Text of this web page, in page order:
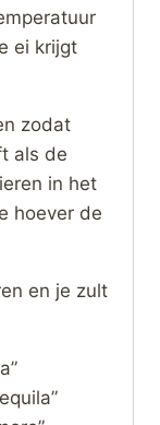
ei krijgt
zodat
als de
in het
hoever de
en je zult